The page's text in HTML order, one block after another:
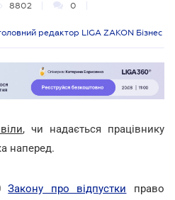
8802 0
редактор LIGA ZAKON Бізнес
, чи надається працівнику
наперед.
Закону про відпустки право